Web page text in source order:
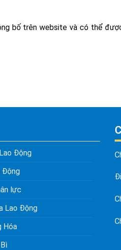
bố trên website và có thể
Động
Động
lực
Lao Động
Hóa